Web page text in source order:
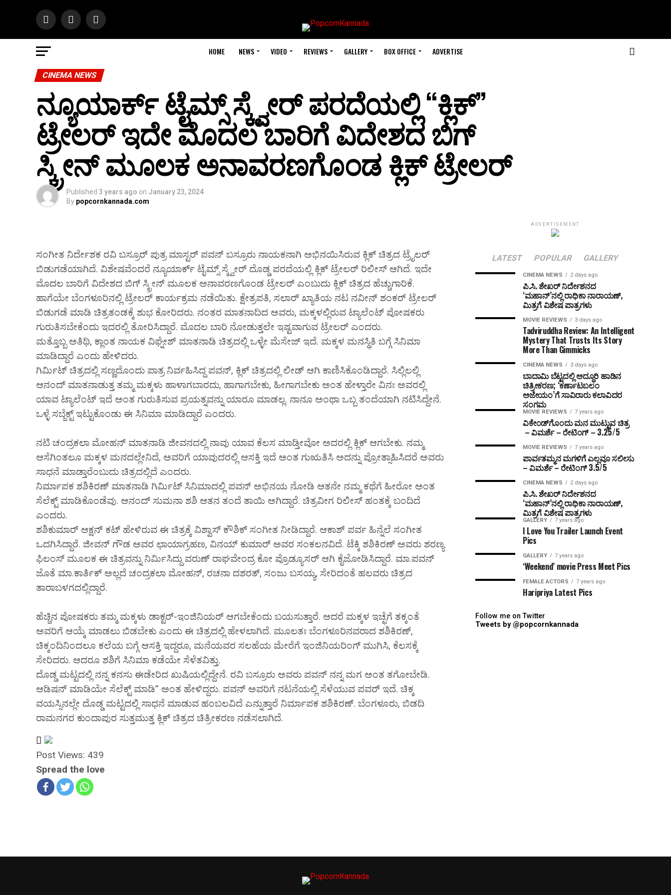
HOME NEWS VIDEO REVIEWS GALLERY BOX OFFICE ADVERTISE
CINEMA NEWS
ನ್ಯೂಯಾರ್ಕ್ ಟೈಮ್ಸ್ ಸ್ಕ್ವೇರ್ ಪರದೆಯಲ್ಲಿ “ಕ್ಲಿಕ್”
ಟ್ರೇಲರ್ ಇದೇ ಮೊದಲ ಬಾರಿಗೆ ವಿದೇಶದ ಬಿಗ್
ಸ್ಕ್ರೀನ್ ಮೂಲಕ ಅನಾವರಣಗೊಂಡ ಕ್ಲಿಕ್ ಟ್ರೇಲರ್
Published 3 years ago on January 23, 2024
By popcornkannada.com
ಸಂಗೀತ ನಿರ್ದೇಶಕ ರವಿ ಬಸ್ರೂರ್ ಪುತ್ರ ಮಾಸ್ಟರ್ ಪವನ್ ಬಸ್ರೂರು ನಾಯಕನಾಗಿ ಅಭಿನಯಿಸಿರುವ ಕ್ಲಿಕ್ ಚಿತ್ರದ ಟ್ರೈಲರ್
ಬಿಡುಗಡೆಯಾಗಿದೆ. ವಿಶೇಷವೆಂದರೆ ನ್ಯೂಯಾರ್ಕ್ ಟೈಮ್ಸ್ ಸ್ಕ್ವೇರ್ ದೊಡ್ಡ ಪರದೆಯಲ್ಲಿ ಕ್ಲಿಕ್ ಟ್ರೇಲರ್ ರಿಲೀಸ್ ಆಗಿದೆ. ಇದೇ
ಮೊದಲ ಬಾರಿಗೆ ವಿದೇಶದ ಬಿಗ್ ಸ್ಕ್ರೀನ್ ಮೂಲಕ ಅನಾವರಣಗೊಂಡ ಟ್ರೇಲರ್ ಎಂಬುದು ಕ್ಲಿಕ್ ಚಿತ್ರದ ಹೆಚ್ಚುಗಾರಿಕೆ.
ಹಾಗೆಯೇ ಬೆಂಗಳೂರಿನಲ್ಲಿ ಟ್ರೇಲರ್ ಕಾರ್ಯಕ್ರಮ ನಡೆಯಿತು. ಕ್ಷೇತ್ರಪತಿ, ಸಲಾರ್ ಖ್ಯಾತಿಯ ನಟ ನವೀನ್ ಶಂಕರ್ ಟ್ರೇಲರ್
ಬಿಡುಗಡೆ ಮಾಡಿ ಚಿತ್ರತಂಡಕ್ಕೆ ಶುಭ ಕೋರಿದರು. ನಂತರ ಮಾತನಾದಿದ ಅವರು, ಮಕ್ಕಳಲ್ಲಿರುವ ಟ್ಯಾಲೆಂಟ್ ಪೋಷಕರು
ಗುರುತಿಸಬೇಕೆಂದು ಇದರಲ್ಲಿ ತೋರಿಸಿದ್ದಾರೆ. ಮೊದಲ ಬಾರಿ ನೋಡುತ್ತಲೇ ಇಷ್ಟವಾಗುವ ಟ್ರೇಲರ್ ಎಂದರು.
ಮತ್ತೊಬ್ಬ ಅತಿಥಿ, ಕ್ಲಾಂತ ನಾಯಕ ವಿಘ್ನೇಶ್ ಮಾತನಾಡಿ ಚಿತ್ರದಲ್ಲಿ ಒಳ್ಳೇ ಮೆಸೇಜ್ ಇದೆ. ಮಕ್ಕಳ ಮನಸ್ಥಿತಿ ಬಗ್ಗೆ ಸಿನಿಮಾ
ಮಾಡಿದ್ದಾರೆ ಎಂದು ಹೇಳಿದರು.
ಗಿರ್ಮಿಟ್ ಚಿತ್ರದಲ್ಲಿ ಸಣ್ಣದೊಂದು ಪಾತ್ರ ನಿರ್ವಹಿಸಿದ್ದ ಪವನ್, ಕ್ಲಿಕ್ ಚಿತ್ರದಲ್ಲಿ ಲೀಡ್ ಆಗಿ ಕಾಣಿಸಿಕೊಂಡಿದ್ದಾರೆ. ಸಿಲ್ಲಿಲಲ್ಲಿ
ಆನಂದ್ ಮಾತನಾಡುತ್ತ ತಮ್ಮ ಮಕ್ಕಳು ಹಾಳಾಗಬಾರದು, ಹಾಗಾಗಬೇಕು, ಹೀಗಾಗಬೇಕು ಅಂತ ಹೇಳ್ತಾರೇ ವಿನಃ ಅವರಲ್ಲಿ
ಯಾವ ಟ್ಯಾಲೆಂಟ್ ಇದೆ ಅಂತ ಗುರುತಿಸುವ ಪ್ರಯತ್ನವನ್ನು ಯಾರೂ ಮಾಡಲ್ಲ. ನಾನೂ ಅಂಥಾ ಒಬ್ಬ ತಂದೆಯಾಗಿ ನಟಿಸಿದ್ದೇನೆ.
ಒಳ್ಳೆ ಸಬ್ಜೆಕ್ಟ್ ಇಟ್ಟುಕೊಂಡು ಈ ಸಿನಿಮಾ ಮಾಡಿದ್ದಾರೆ ಎಂದರು.
ನಟಿ ಚಂದ್ರಕಲಾ ಮೋಹನ್ ಮಾತನಾಡಿ ಜೀವನದಲ್ಲಿ ನಾವು ಯಾವ ಕೆಲಸ ಮಾಡ್ತೀವೋ ಅದರಲ್ಲಿ ಕ್ಲಿಕ್ ಆಗಬೇಕು. ನಮ್ಮ
ಆಸೆಗಿಂತಲೂ ಮಕ್ಕಳ ಮನದಲ್ಲೇನಿದೆ, ಅವರಿಗೆ ಯಾವುದರಲ್ಲಿ ಆಸಕ್ತಿ ಇದೆ ಅಂತ ಗುಋತಿಸಿ ಅದನ್ನು ಪ್ರೋತ್ಸಾಹಿಸಿದರೆ ಅವರು
ಸಾಧನೆ ಮಾಡ್ತಾರೆಂಬುದು ಚಿತ್ರದಲ್ಲಿದೆ ಎಂದರು.
ನಿರ್ಮಾಪಕ ಶಶಿಕಿರಣ್ ಮಾತನಾಡಿ ಗಿರ್ಮಿಟ್ ಸಿನಿಮಾದಲ್ಲಿ ಪವನ್ ಅಭಿನಯ ನೋಡಿ ಆತನೇ ನಮ್ಮ ಕಥೆಗೆ ಹೀರೋ ಅಂತ
ಸೆಲೆಕ್ಟ್ ಮಾಡಿಕೊಂಡೆವು. ಆನಂದ್ ಸುಮನಾ ಶಶಿ ಆತನ ತಂದೆ ತಾಯಿ ಅಗಿದ್ದಾರೆ. ಚಿತ್ರವೀಗ ರಿಲೀಸ್ ಹಂತಕ್ಕೆ ಬಂದಿದೆ
ಎಂದರು.
ಶಶಿಕುಮಾರ್ ಆಕ್ಷನ್ ಕಟ್ ಹೇಳಿರುವ ಈ ಚಿತ್ರಕ್ಕೆ ವಿಶ್ವಾಸ್ ಕೌಶಿಕ್ ಸಂಗೀತ ನೀಡಿದ್ದಾರೆ. ಆಕಾಶ್ ಪರ್ವ ಹಿನ್ನೆಲೆ ಸಂಗೀತ
ಒದಗಿಸಿದ್ದಾರೆ. ಜೀವನ್ ಗೌಡ ಅವರ ಛಾಯಾಗ್ರಹಣ, ವಿನಯ್ ಕುಮಾರ್ ಅವರ ಸಂಕಲನವಿದೆ. ಟೆಕ್ಕಿ ಶಶಿಕಿರಣ್ ಅವರು ಶರಣ್ಯ
ಫಿಲಂಸ್ ಮೂಲಕ ಈ ಚಿತ್ರವನ್ನು ನಿರ್ಮಿಸಿದ್ದು ವರುಣ್ ರಾಘವೇಂದ್ರ ಕೋ ಪ್ರೊಡ್ಯೂಸರ್ ಆಗಿ ಕೈಜೋಡಿಸಿದ್ದಾರೆ. ಮಾ.ಪವನ್
ಜೊತೆ ಮಾ.ಕಾರ್ತಿಕ್ ಅಲ್ಲದೆ ಚಂದ್ರಕಲಾ ಮೋಹನ್, ರಚನಾ ದಶರತ್, ಸಂಜು ಬಸಯ್ಯ, ಸೇರಿದಂತೆ ಹಲವರು ಚಿತ್ರದ
ತಾರಾಬಳಗದಲ್ಲಿದ್ದಾರೆ.
ಹೆಚ್ಚಿನ ಪೋಷಕರು ತಮ್ಮ ಮಕ್ಕಳು ಡಾಕ್ಟರ್-ಇಂಜಿನಿಯರ್ ಆಗಬೇಕೆಂದು ಬಯಸುತ್ತಾರೆ. ಆದರೆ ಮಕ್ಕಳ ಇಚ್ಛೆಗೆ ತಕ್ಕಂತೆ
ಅವರಿಗೆ ಆಯ್ಕೆ ಮಾಡಲು ಬಿಡಬೇಕು ಎಂದು ಈ ಚಿತ್ರದಲ್ಲಿ ಹೇಳಲಾಗಿದೆ. ಮೂಲತಃ ಬೆಂಗಳೂರಿನವರಾದ ಶಶಿಕಿರಣ್,
ಚಿಕ್ಕಂದಿನಿಂದಲೂ ಕಲೆಯ ಬಗ್ಗೆ ಆಸಕ್ತಿ ಇದ್ದರೂ, ಮನೆಯವರ ಸಲಹೆಯ ಮೇರೆಗೆ ಇಂಜಿನಿಯರಿಂಗ್ ಮುಗಿಸಿ, ಕೆಲಸಕ್ಕೆ
ಸೇರಿದರು. ಆದರೂ ಶಶಿಗೆ ಸಿನಿಮಾ ಕಡೆಯೇ ಸೆಳೆತವಿತ್ತು.
ದೊಡ್ಡ ಮಟ್ಟದಲ್ಲಿ ನನ್ನ ಕನಸು ಈಡೇರಿದ ಖುಷಿಯಲ್ಲಿದ್ದೇನೆ. ರವಿ ಬಸ್ರೂರು ಅವರು ಪವನ್ ನನ್ನ ಮಗ ಅಂತ ತಗೋಬೇಡಿ.
ಆಡಿಷನ್ ಮಾಡಿಯೇ ಸೆಲೆಕ್ಟ್ ಮಾಡಿ” ಅಂತ ಹೇಳಿದ್ದರು. ಪವನ್ ಅವರಿಗೆ ನಟನೆಯಲ್ಲಿ ಸೆಳೆಯುವ ಪವರ್ ಇದೆ. ಚಿಕ್ಕ
ವಯಸ್ಸಿನಲ್ಲೇ ದೊಡ್ಡ ಮಟ್ಟದಲ್ಲಿ ಸಾಧನೆ ಮಾಡುವ ಹಂಬಲವಿದೆ ಎನ್ನುತ್ತಾರೆ ನಿರ್ಮಾಪಕ ಶಶಿಕಿರಣ್. ಬೆಂಗಳೂರು, ಬಿಡದಿ
ರಾಮನಗರ ಕುಂದಾಪುರ ಸುತ್ತಮುತ್ತ ಕ್ಲಿಕ್ ಚಿತ್ರದ ಚಿತ್ರೀಕರಣ ನಡೆಸಲಾಗಿದೆ.
Post Views: 439
Spread the love
ADVERTISEMENT
LATEST POPULAR GALLERY
CINEMA NEWS 2 days ago
ಪಿ.ಸಿ. ಶೇಖರ್ ನಿರ್ದೇಶನದ
‘ಮಹಾನ್’ನಲ್ಲಿ ರಾಧಿಕಾ ನಾರಾಯಣ್,
ಮಿತ್ರಗೆ ವಿಶೇಷ ಪಾತ್ರಗಳು
MOVIE REVIEWS 3 days ago
Tadviruddha Review: An Intelligent
Mystery That Trusts Its Story
More Than Gimmicks
CINEMA NEWS 3 days ago
ಬಾದಾಮಿ ಬೆಟ್ಟದಲ್ಲಿ ಅದ್ಧೂರಿ ಹಾಡಿನ
ಚಿತ್ರೀಕರಣ; ‘ಕರ್ಣಾಟಬಲಂ
ಅಜೇಯಂ’ಗೆ ಸಾವಿರಾರು ಕಲಾವಿದರ
ಸಂಗಮ
MOVIE REVIEWS 7 years ago
ವಿಕೇಂಡ್‌ಗೊಂದು ಮನ ಮುಟ್ಟುವ ಚಿತ್ರ
– ವಿಮರ್ಶೆ – ರೇಟಿಂಗ್ – 3.25/5
MOVIE REVIEWS 7 years ago
ಪಾರ್ವತಮ್ಮನ ಮಗಳಿಗೆ ಎಲ್ಲವೂ ಸಲೀಸು
– ವಿಮರ್ಶೆ – ರೇಟಿಂಗ್ 3.5/5
CINEMA NEWS 2 days ago
ಪಿ.ಸಿ. ಶೇಖರ್ ನಿರ್ದೇಶನದ
‘ಮಹಾನ್’ನಲ್ಲಿ ರಾಧಿಕಾ ನಾರಾಯಣ್,
ಮಿತ್ರಗೆ ವಿಶೇಷ ಪಾತ್ರಗಳು
GALLERY 7 years ago
I Love You Trailer Launch Event
Pics
GALLERY 7 years ago
‘Weekend’ movie Press Meet Pics
FEMALE ACTORS 7 years ago
Haripriya Latest Pics
Follow me on Twitter
Tweets by @popcornkannada